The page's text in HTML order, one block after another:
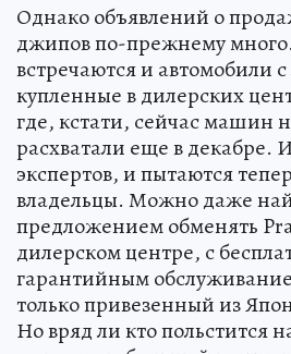
Однако объявлений о
джипов по-прежнему
встречаются и автомобили
купленные в дилерских
где, кстати, сейчас машин
расхватали еще в
экспертов, и пытаются
владельцы. Можно даже
предложением обменять
дилерском центре, с
гарантийным
только привезенный из
Но вряд ли кто польстится